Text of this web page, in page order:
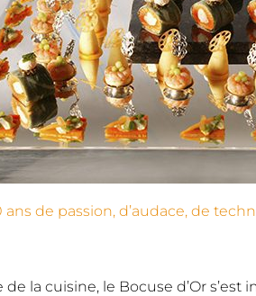
de passion, d’audace, de
de la cuisine, le Bocuse d’Or